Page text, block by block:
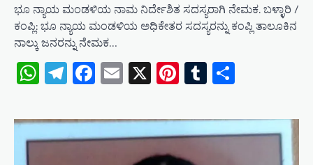
ಭೂ ನ್ಯಾಯ ಮಂಡಳಿಯ ನಾಮ ನಿರ್ದೇಶಿತ ಸದಸ್ಯರಾಗಿ ನೇಮಕ. ಬಳ್ಳಾರಿ /
ಕಂಪ್ಲಿ: ಭೂ ನ್ಯಾಯ ಮಂಡಳಿಯ ಅಧಿಕೇತರ ಸದಸ್ಯರನ್ನು ಕಂಪ್ಲಿ ತಾಲೂಕಿನ
ನಾಲ್ಕು ಜನರನ್ನು ನೇಮಕ…
WhatsApp
Telegram
Facebook
Email
X Pinterest
Tumblr